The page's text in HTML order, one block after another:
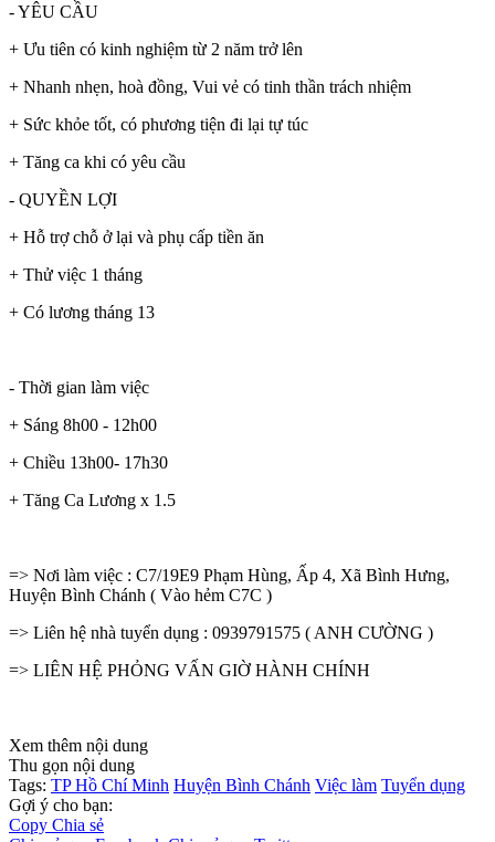
- YÊU CẦU
+ Ưu tiên có kinh nghiệm từ 2 năm trở lên
+ Nhanh nhẹn, hoà đồng, Vui vẻ có tinh thần trách nhiệm
+ Sức khỏe tốt, có phương tiện đi lại tự túc
+ Tăng ca khi có yêu cầu
- QUYỀN LỢI
+ Hỗ trợ chỗ ở lại và phụ cấp tiền ăn
+ Thử việc 1 tháng
+ Có lương tháng 13
- Thời gian làm việc
+ Sáng 8h00 - 12h00
+ Chiều 13h00- 17h30
+ Tăng Ca Lương x 1.5
=> Nơi làm việc : C7/19E9 Phạm Hùng, Ấp 4, Xã Bình Hưng,
Huyện Bình Chánh ( Vào hẻm C7C )
=> Liên hệ nhà tuyển dụng : 0939791575 ( ANH CƯỜNG )
=> LIÊN HỆ PHỎNG VẤN GIỜ HÀNH CHÍNH
Xem thêm nội dung
Thu gọn nội dung
Tags: TP Hồ Chí Minh Huyện Bình Chánh Việc làm Tuyển dụng
Gợi ý cho bạn:
Copy Chia sẻ